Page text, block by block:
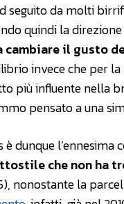
seguito da molti
quindi la
il gusto
invece che per
più influente nella
pensato a una
è dunque
che non ha
nonostante la